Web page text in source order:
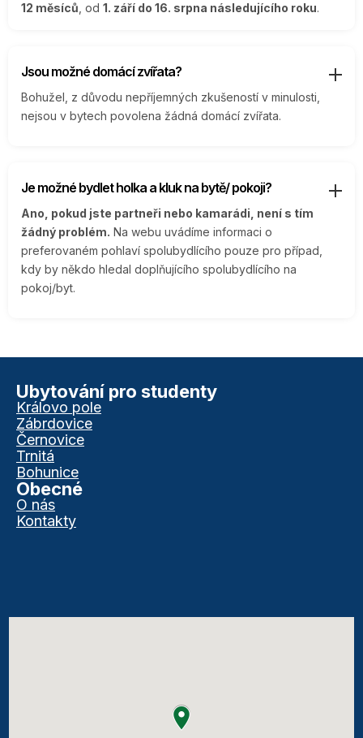
12 měsíců , od 1. září do 16. srpna následujícího roku.
Jsou možné domácí zvířata?
Bohužel, z důvodu nepříjemných zkušeností v minulosti,
nejsou v bytech povolena žádná domácí zvířata.
Je možné bydlet holka a kluk na bytě/ pokoji?
Ano, pokud jste partneři nebo kamarádi, není s tím
žádný problém. Na webu uvádíme informaci o
preferovaném pohlaví spolubydlícího pouze pro případ,
kdy by někdo hledal doplňujícího spolubydlícího na
pokoj/byt.
Ubytování pro studenty
Královo pole
Zábrdovice
Černovice
Trnitá
Bohunice
Obecné
O nás
Kontakty